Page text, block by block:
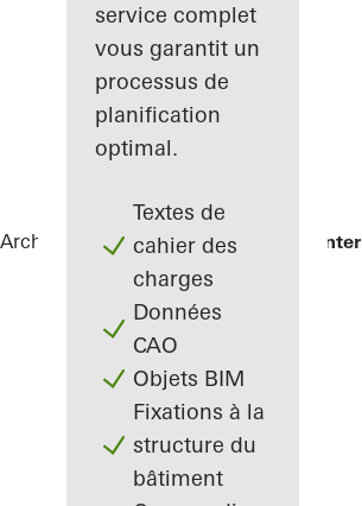
service complet
vous garantit un
processus de
planification
optimal.
Textes de
cahier des
charges
Données
CAO
Objets BIM
Fixations à la
structure du
bâtiment
Architectes RéférencesKarl Benz Center